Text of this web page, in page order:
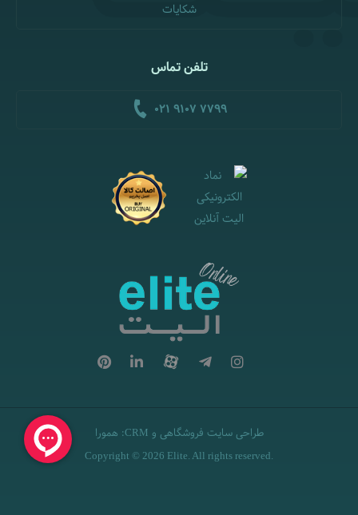
شکایات
تلفن تماس
021 9107 7799
طراحی سایت فروشگاهی و CRM
: همورا
Copyright © 2026 Elite. All rights reserved.